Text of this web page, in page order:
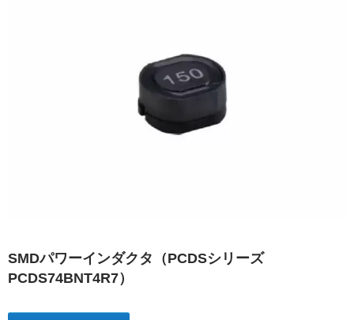
SMDパワーインダクタ（PCDSシリーズ
PCDS74BNT4R7）